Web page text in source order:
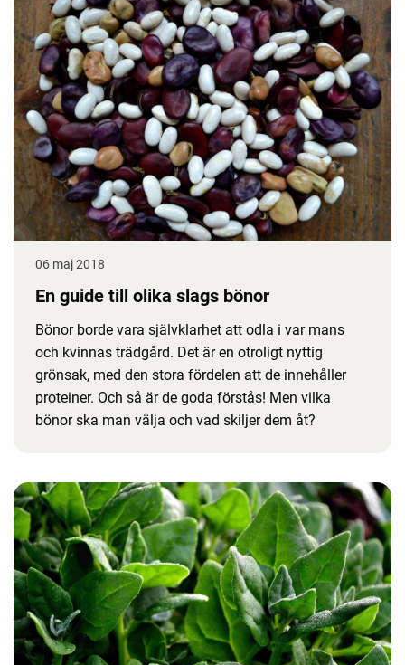
06 maj 2018
En guide till olika slags bönor
Bönor borde vara självklarhet att odla i var mans
och kvinnas trädgård. Det är en otroligt nyttig
grönsak, med den stora fördelen att de innehåller
proteiner. Och så är de goda förstås! Men vilka
bönor ska man välja och vad skiljer dem åt?